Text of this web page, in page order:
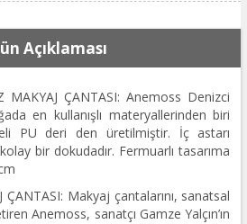
Açıklaması
MAKYAJ ÇANTASI: Anemoss Denizci
en kullanışlı materyallerinden biri
PU deri den üretilmiştir. İç astarı
bir dokudadır. Fermuarlı tasarıma
ÇANTASI: Makyaj çantalarını, sanatsal
Anemoss, sanatçı Gamze Yalçın’ın